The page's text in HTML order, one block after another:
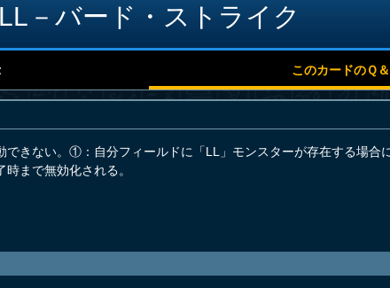
LL－バード・ストライク
このカードのＱ
できない。①：自分フィールドに「LL」モンスターが存在する場合
まで無効化される。